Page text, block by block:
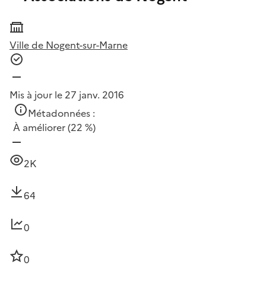
Ville de Nogent-sur-Marne
Mis à jour le 27 janv. 2016
Métadonnées :
À améliorer(22 %)
2K
64
0
0